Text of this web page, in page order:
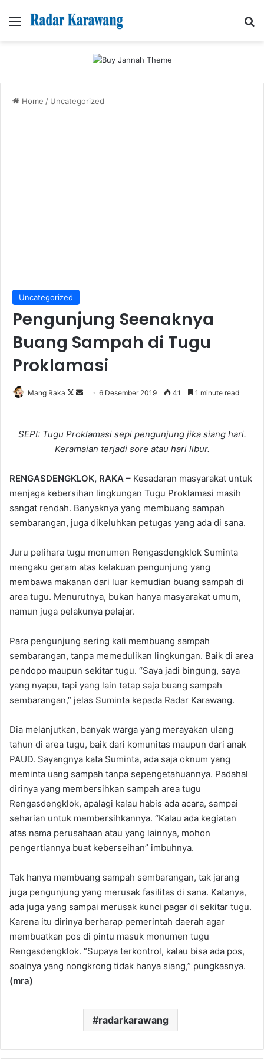
Menu
Home / Uncategorized
Uncategorized
Pengunjung Seenaknya
Buang Sampah di Tugu
Proklamasi
Mang Raka
Follow
Send6 Desember 2019 41 1 minute read
SEPI: Tugu Proklamasi sepi pengunjung jika siang hari.
Keramaian terjadi sore atau hari libur.
RENGASDENGKLOK, RAKA – Kesadaran masyarakat untuk
menjaga kebersihan lingkungan Tugu Proklamasi masih
sangat rendah. Banyaknya yang membuang sampah
sembarangan, juga dikeluhkan petugas yang ada di sana.
Juru pelihara tugu monumen Rengasdengklok Suminta
mengaku geram atas kelakuan pengunjung yang
membawa makanan dari luar kemudian buang sampah di
area tugu. Menurutnya, bukan hanya masyarakat umum,
namun juga pelakunya pelajar.
Para pengunjung sering kali membuang sampah
sembarangan, tanpa memedulikan lingkungan. Baik di area
pendopo maupun sekitar tugu. “Saya jadi bingung, saya
yang nyapu, tapi yang lain tetap saja buang sampah
sembarangan,” jelas Suminta kepada Radar Karawang.
Dia melanjutkan, banyak warga yang merayakan ulang
tahun di area tugu, baik dari komunitas maupun dari anak
PAUD. Sayangnya kata Suminta, ada saja oknum yang
meminta uang sampah tanpa sepengetahuannya. Padahal
dirinya yang membersihkan sampah area tugu
Rengasdengklok, apalagi kalau habis ada acara, sampai
seharian untuk membersihkannya. “Kalau ada kegiatan
atas nama perusahaan atau yang lainnya, mohon
pengertiannya buat keberseihan” imbuhnya.
Tak hanya membuang sampah sembarangan, tak jarang
juga pengunjung yang merusak fasilitas di sana. Katanya,
ada juga yang sampai merusak kunci pagar di sekitar tugu.
Karena itu dirinya berharap pemerintah daerah agar
membuatkan pos di pintu masuk monumen tugu
Rengasdengklok. “Supaya terkontrol, kalau bisa ada pos,
soalnya yang nongkrong tidak hanya siang,” pungkasnya.
(mra)
radarkarawang